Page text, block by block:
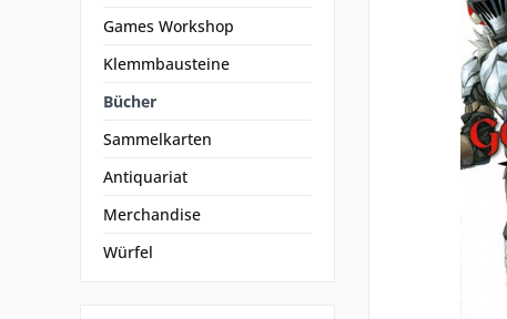
Games Workshop
Klemmbausteine
Bücher
Sammelkarten
Antiquariat
Merchandise
Würfel